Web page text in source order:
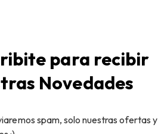
para recibir
Novedades
spam, solo nuestras ofertas y